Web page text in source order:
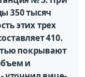
350 тысяч
этих трех
410.
покрывают
и